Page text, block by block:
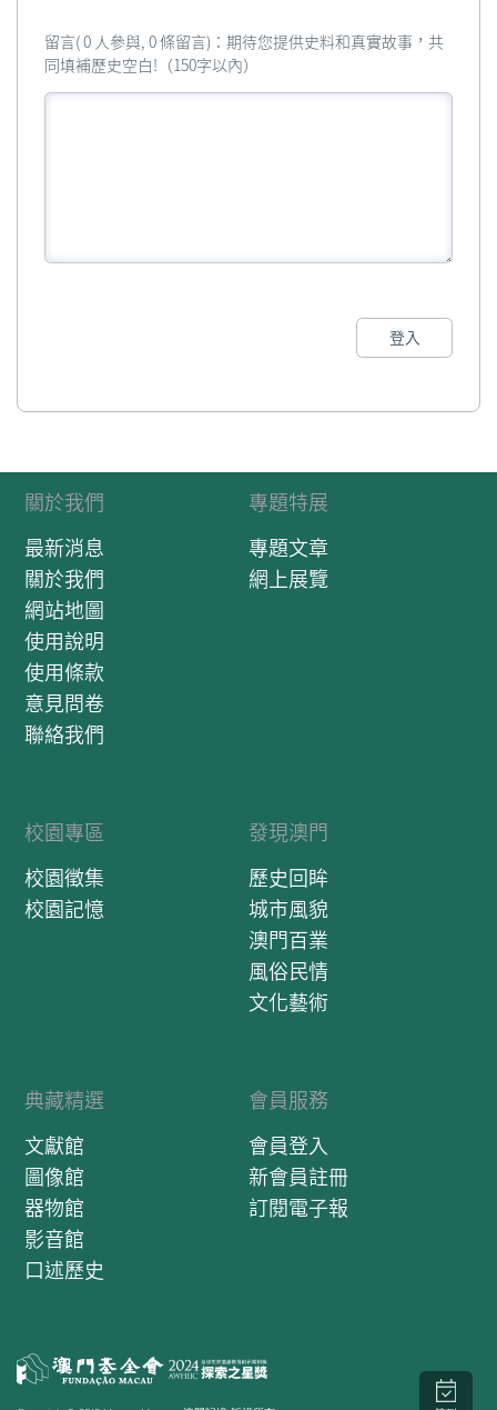
留言( 0 人參與, 0 條留言)：期待您提供史料和真實故事，共
同填補歷史空白!（150字以內）
登入
關於我們
最新消息
關於我們
網站地圖
使用說明
使用條款
意見問卷
聯絡我們
專題特展
專題文章
網上展覽
校園專區
校園徵集
校園記憶
發現澳門
歷史回眸
城市風貌
澳門百業
風俗民情
文化藝術
典藏精選
文獻館
圖像館
器物館
影音館
口述歷史
會員服務
會員登入
新會員註冊
訂閱電子報